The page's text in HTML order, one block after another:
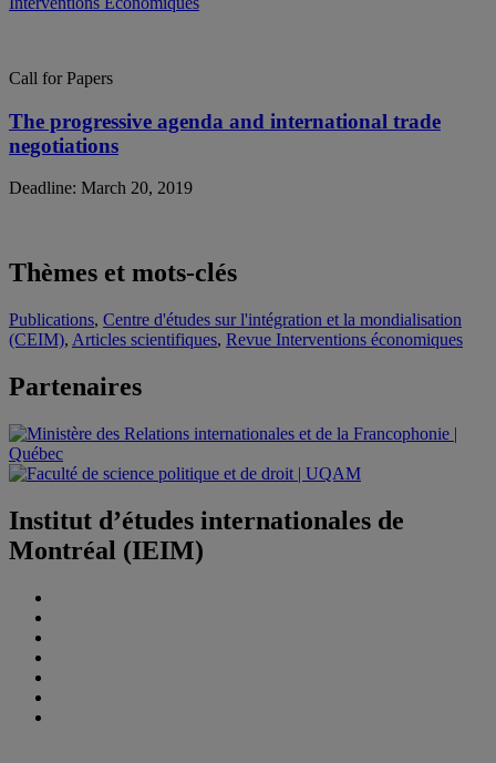
Call for Papers
The progressive agenda and international trade
negotiations
Deadline: March 20, 2019
Thèmes et mots-clés
Publications, Centre d'études sur l'intégration et la mondialisation
(CEIM), Articles scientifiques, Revue Interventions économiques
Partenaires
Institut d’études internationales de
Montréal (IEIM)